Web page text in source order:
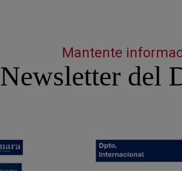
Mantente
Newsletter del